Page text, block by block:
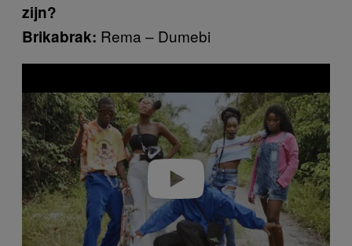
zijn?
Brikabrak: Rema – Dumebi
Play video